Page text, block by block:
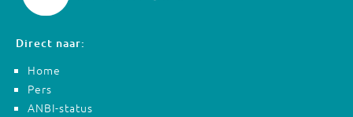
Direct naar:
Home
Pers
ANBI-status